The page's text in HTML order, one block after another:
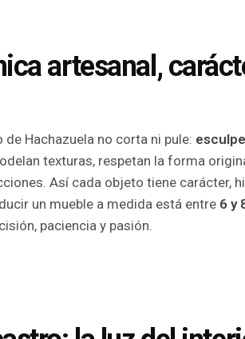
artesanal,
de Hachazuela no corta ni pule: esculpe
texturas, respetan la forma
Así cada objeto tiene carácter,
un mueble a medida está entre 6 y
paciencia y pasión.